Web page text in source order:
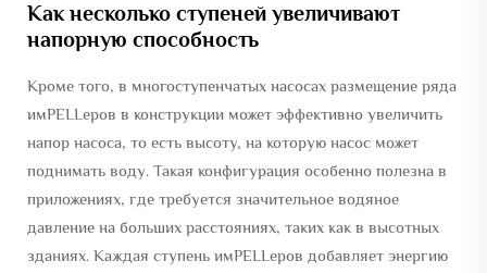
Как несколько ступеней увеличивают
напорную способность
Кроме того, в многоступенчатых насосах размещение ряда
имPELLеров в конструкции может эффективно увеличить
напор насоса, то есть высоту, на которую насос может
поднимать воду. Такая конфигурация особенно полезна в
приложениях, где требуется значительное водяное
давление на больших расстояниях, таких как в высотных
зданиях. Каждая ступень имPELLеров добавляет энергию